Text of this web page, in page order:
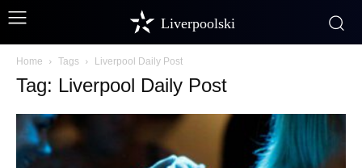
Liverpoolski
Home Tags Liverpool Daily Post
Tag: Liverpool Daily Post